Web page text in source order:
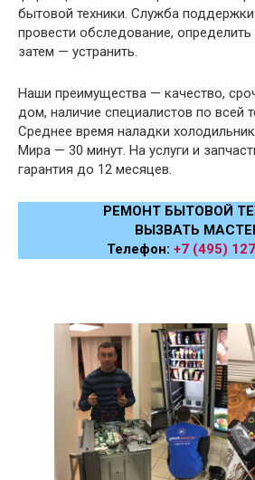
бытовой техники. Служба
провести обследование, определить
затем — устранить.
Наши преимущества — качество,
дом, наличие специалистов по всей
Среднее время наладки
Мира — 30 минут. На услуги и
гарантия до 12 месяцев.
РЕМОНТ БЫТОВОЙ
ВЫЗВАТЬ
Телефон: +7 (495)